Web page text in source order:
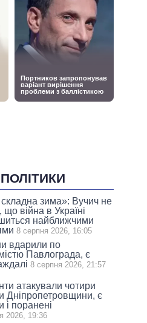
зима»: Вучич не
що війна в Україні
найближчими
8 серпня 2026, 16:05
вдарили по
Павлограда, є
8 серпня 2026, 21:57
атакували чотири
Дніпропетровщини, є
і поранені
2026, 19:36